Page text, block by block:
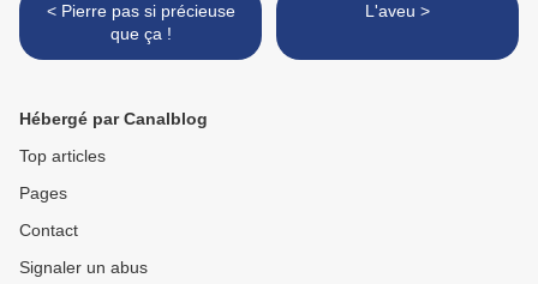
< Pierre pas si précieuse
que ça !
L'aveu >
Hébergé par Canalblog
Top articles
Pages
Contact
Signaler un abus